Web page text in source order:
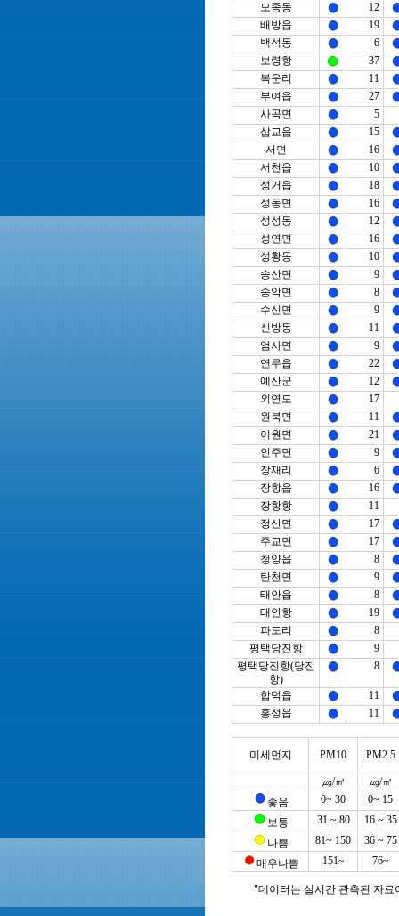
모종동
12
배방읍
19
백석동
6
보령항
37
복운리
11
부여읍
27
사곡면
5
삽교읍
15
서면
16
서천읍
10
성거읍
18
성동면
16
성성동
12
성연면
16
성황동
10
송산면
9
송악면
8
수신면
9
신방동
11
엄사면
9
연무읍
22
예산군
12
외연도
17
원북면
11
이원면
21
인주면
9
장재리
6
장항읍
16
장항항
11
정산면
17
주교면
17
청양읍
8
탄천면
9
태안읍
8
태안항
19
파도리
8
평택당진항
9
평택당진항(당진
항)
8
합덕읍
11
홍성읍
11
미세먼지 PM10 PM2.5
㎍/㎥
㎍/㎥
좋음
0~ 30
0~ 15
보통
31 ~ 80
16 ~ 35
나쁨
81~ 150
36 ~ 75
매우나쁨
151~ 76~
"데이터는 실시간 관측된 자